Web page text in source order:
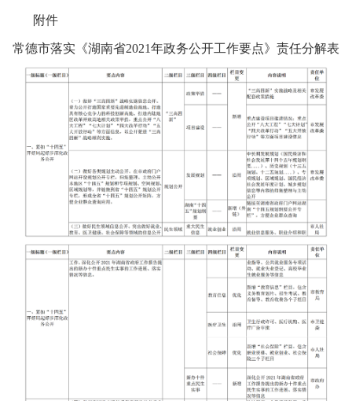
附件
常德市落实《湖南省2021年政务公开工作要点》责任分解表